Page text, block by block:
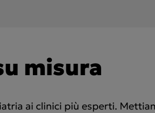
misura
ai clinici più esperti.